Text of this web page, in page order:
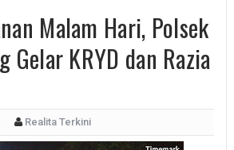
Malam Hari, Polsek
Gelar KRYD dan Razia
Realita Terkini